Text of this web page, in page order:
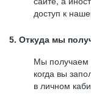
доступ к
5. Откуда мы
Мы получаем
когда вы
в личном